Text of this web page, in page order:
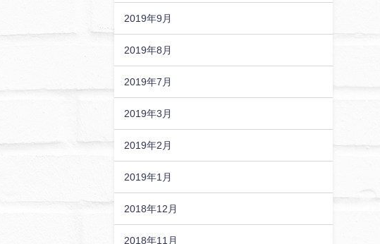
2019年9月
2019年8月
2019年7月
2019年3月
2019年2月
2019年1月
2018年12月
2018年11月